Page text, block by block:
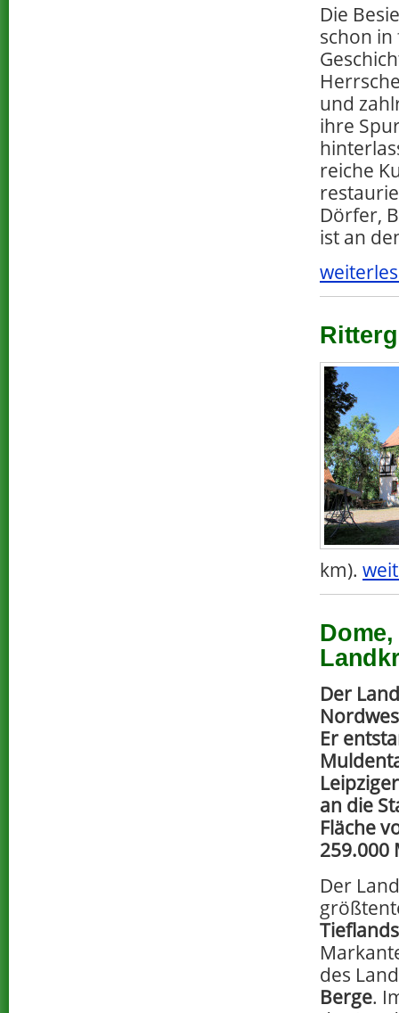
Die
schon in
und
ihre
reiche
Dörfer,
ist an
km).
Der
Er
an die
Fläche
259.000
Der
des
Berge.